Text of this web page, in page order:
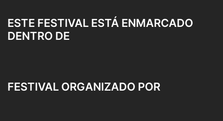
ESTE FESTIVAL ESTÁ ENMARCADO
DENTRO DE
FESTIVAL ORGANIZADO POR